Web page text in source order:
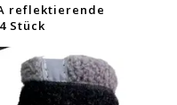
reflektierende
Stück